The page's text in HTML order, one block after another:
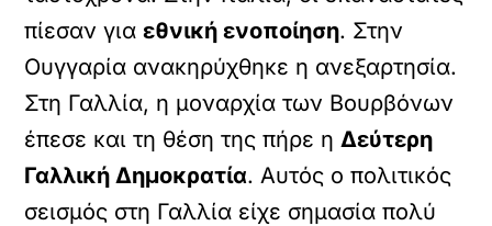
πίεσαν γιαεθνική ενοποίηση. Στην
Ουγγαρία ανακηρύχθηκε η ανεξαρτησία.
Στη Γαλλία, η μοναρχία των Βουρβόνων
έπεσε και τη θέση της πήρε ηΔεύτερη
Γαλλική Δημοκρατία. Αυτός ο πολιτικός
σεισμός στη Γαλλία είχε σημασία πολύ